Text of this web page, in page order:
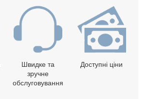
Швидке та
зручне
обслуговування
Доступні ціни